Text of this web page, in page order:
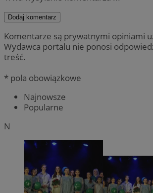
Dodaj komentarz
Komentarze są prywatnymi opiniami
Wydawca portalu nie ponosi
treść.
* pola obowiązkowe
Najnowsze
Popularne
N